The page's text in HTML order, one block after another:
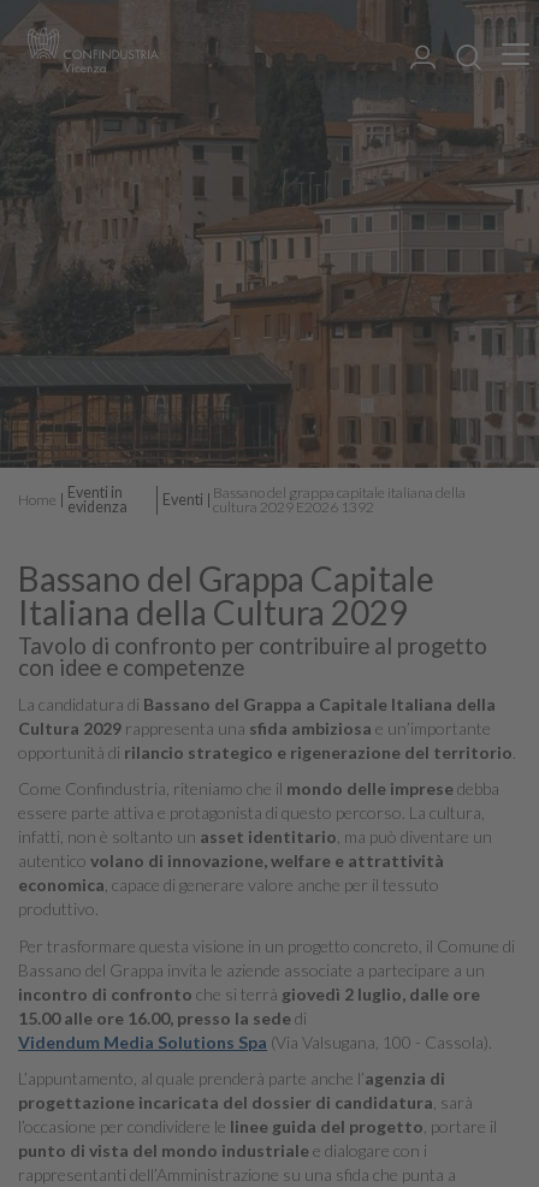
Home
Eventi in
evidenza
Eventi
Bassano del grappa capitale italiana della
cultura 2029 E2026 1392
Bassano del Grappa Capitale
Italiana della Cultura 2029
Tavolo di confronto per contribuire al progetto
con idee e competenze
La candidatura di Bassano del Grappa a Capitale Italiana della
Cultura 2029 rappresenta una sfida ambiziosa e un’importante
opportunità di rilancio strategico e rigenerazione del territorio
Come Confindustria, riteniamo che il mondo delle impresedebba
essere parte attiva e protagonista di questo percorso. La cultura,
infatti, non è soltanto un asset identitario , ma può diventare un
autentico volano di innovazione, welfare e attrattività
economica , capace di generare valore anche per il tessuto
produttivo.
Per trasformare questa visione in un progetto concreto, il Comune di
Bassano del Grappa invita le aziende associate a partecipare a un
incontro di confronto che si terrà giovedì 2 luglio, dalle ore
15.00 alle ore 16.00, presso la sededi
Videndum Media Solutions Spa (Via Valsugana, 100 - Cassola).
L’appuntamento, al quale prenderà parte anche l’agenzia di
progettazione incaricata del dossier di candidatura , sarà
l’occasione per condividere le linee guida del progetto , portare il
punto di vista del mondo industrialee dialogare con i
rappresentanti dell’Amministrazione su una sfida che punta a